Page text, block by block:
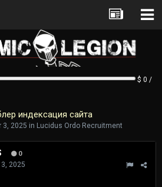
$ 0 /
индексация сайта
3, 2025 in Lucidus Ordo Recruitment
0
2025